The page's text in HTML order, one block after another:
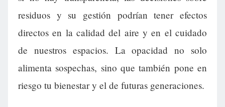
residuos y su gestión podrían tener efectos
directos en la calidad del aire y en el cuidado
de nuestros espacios. La opacidad no solo
alimenta sospechas, sino que también pone en
riesgo tu bienestar y el de futuras generaciones.